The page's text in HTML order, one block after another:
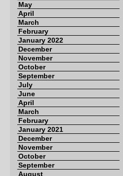
May
April
March
February
January 2022
December
November
October
September
July
June
April
March
February
January 2021
December
November
October
September
August